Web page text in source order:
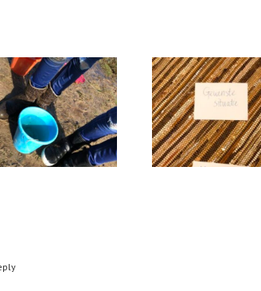
Zo ‘vier’ ik haar tweede
sterfdag!
Ik geef je